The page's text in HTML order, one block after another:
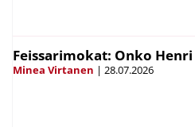
Feissarimokat: Onko Henri
Minea Virtanen | 28.07.2026